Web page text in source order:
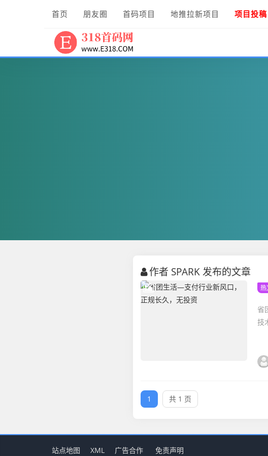
首页 朋友圈 首码项目 地推拉新项目 项目投稿
作者 SPARK 发布的文章
热
省
技
1 共 1 页
站点地图 XML 广告合作 免责声明